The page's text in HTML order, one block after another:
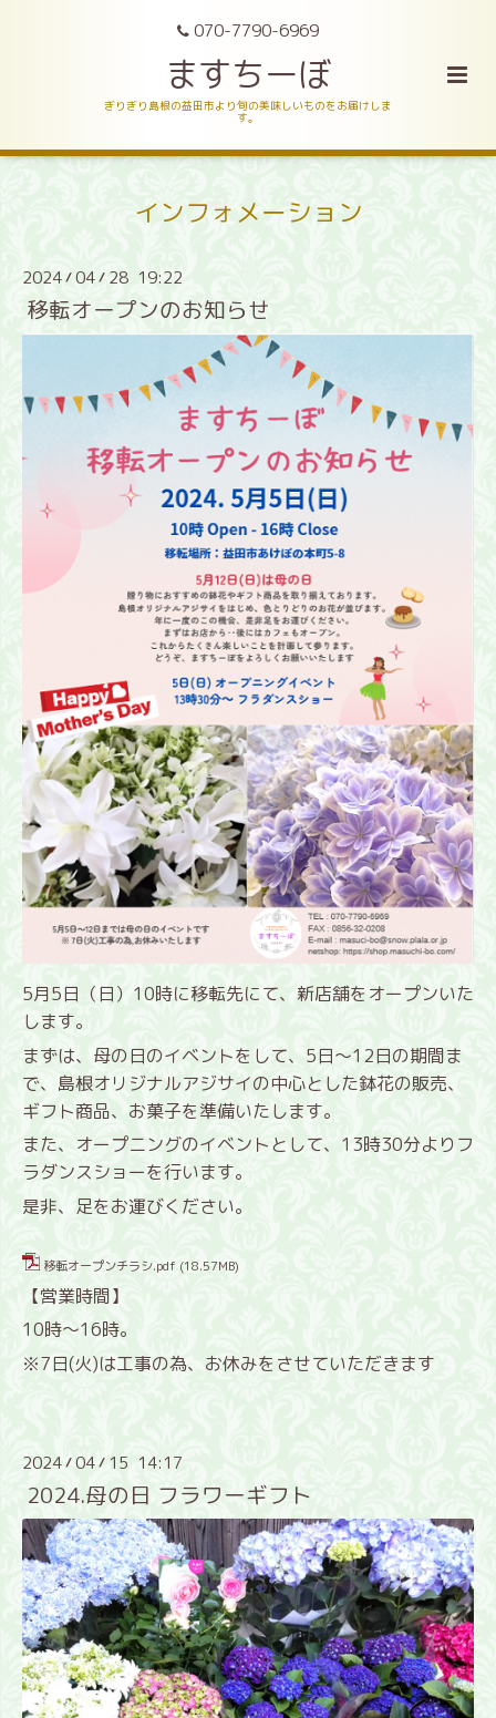
070-7790-6969
ますちーぼ
ぎりぎり島根の益田市より旬の美味しいものをお届けしま
す。
インフォメーション
2024/04/ 28 19:22
移転オープンのお知らせ
5月5日（日）10時に移転先にて、新店舗をオープンいた
します。
まずは、母の日のイベントをして、5日～12日の期間ま
で、 島根オリジナルアジサイの中心とした鉢花の販売、
ギフト商品、お菓子を準備いたします。
また、オープニングのイベントとして、13時30分よりフ
ラダンスショーを行います。
是非、足をお運びください。
移転オープンチラシ.pdf (18.57MB)
【営業時間】
10時～16時。
※7日(火)は工事の為、お休みをさせていただきます
2024/04/ 15 14:17
2024.母の日 フラワーギフト